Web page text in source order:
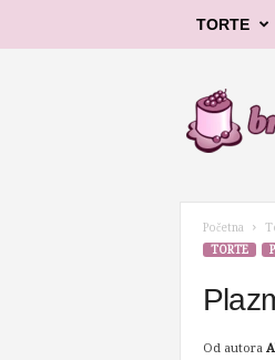
TORTE
l
Početna
TORTE
Od autora